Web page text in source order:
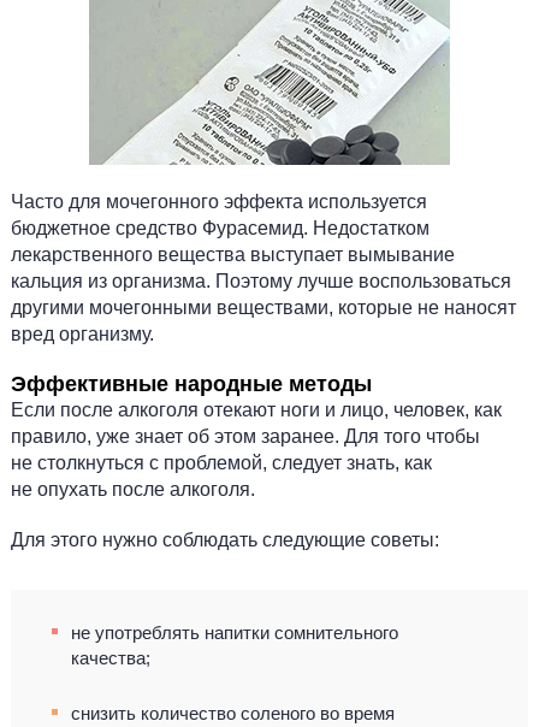
Часто для мочегонного эффекта используется
бюджетное средство Фурасемид. Недостатком
лекарственного вещества выступает вымывание
кальция из организма. Поэтому лучше воспользоваться
другими мочегонными веществами, которые не наносят
вред организму.
Эффективные народные методы
Если после алкоголя отекают ноги и лицо, человек, как
правило, уже знает об этом заранее. Для того чтобы
не столкнуться с проблемой, следует знать, как
не опухать после алкоголя.
Для этого нужно соблюдать следующие советы:
не употреблять напитки сомнительного
качества;
снизить количество соленого во время